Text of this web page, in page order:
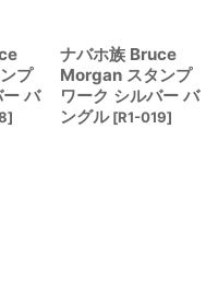
プ
バ
]
ナバホ族 Bruce
Morgan スタンプ
ワーク シルバー バ
ングル [R1-019]